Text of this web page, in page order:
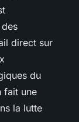
direct sur
du
fait une
la lutte